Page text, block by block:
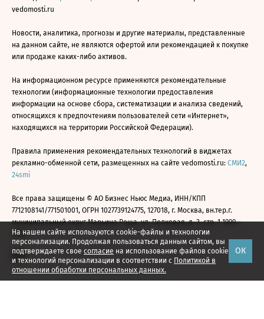
На нашем сайте используются cookie-файлы и технологии
персонализации. Продолжая пользоваться данным сайтом, вы
подтверждаете свое согласие на использование файлов cookie
и технологий персонализации в соответствии с Политикой в
отношении обработки персональных данных.
ОК
vedomosti.ru
Новости, аналитика, прогнозы и другие материалы, представленные
на данном сайте, не являются офертой или рекомендацией к покупке
или продаже каких-либо активов.
На информационном ресурсе применяются рекомендательные
технологии (информационные технологии предоставления
информации на основе сбора, систематизации и анализа сведений,
относящихся к предпочтениям пользователей сети «Интернет»,
находящихся на территории Российской Федерации).
Правила применения рекомендательных технологий в виджетах
рекламно-обменной сети, размещенных на сайте vedomosti.ru: СМИ2,
24smi
Все права защищены © АО Бизнес Ньюс Медиа, ИНН/КПП
7712108141/771501001, ОГРН 1027739124775, 127018, г. Москва, вн.тер.г.
муниципальный округ Марьина Роща, ул. Полковая, д. 3, стр. 1 1999—
2026